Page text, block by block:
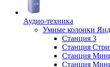
Аудио-техника
Умные колонки
Станция 3
Станция
Станция
Станция